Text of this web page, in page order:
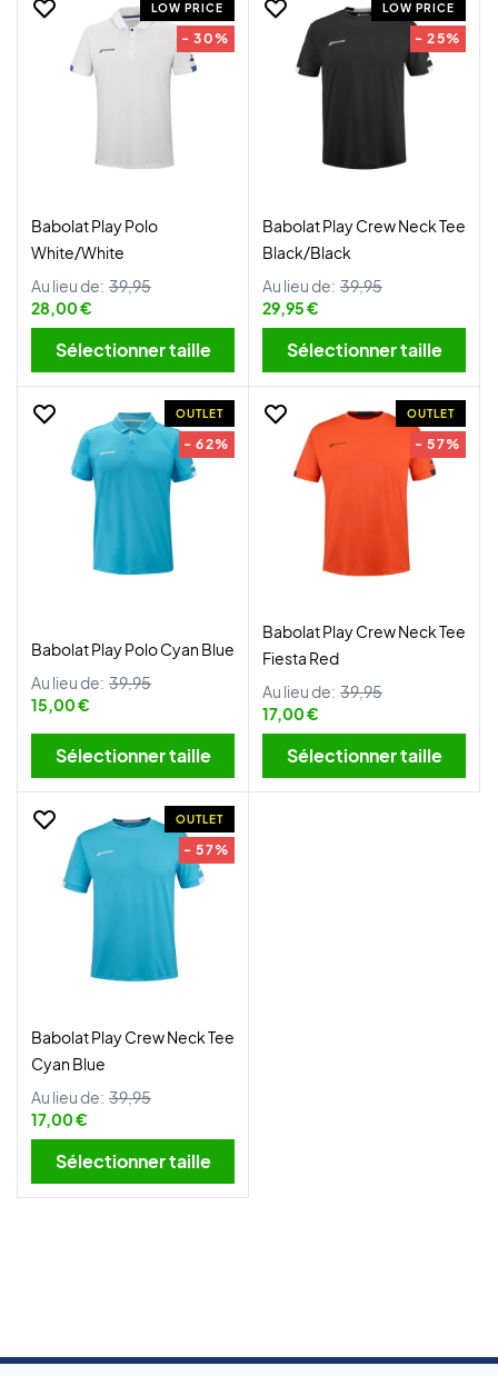
LOW PRICE
- 30%
Babolat Play Polo
White/White
Au lieu de: 39,95
28,00 €
Sélectionner taille
LOW PRICE
- 25%
Babolat Play Crew Neck Tee
Black/Black
Au lieu de: 39,95
29,95 €
Sélectionner taille
OUTLET
- 62%
Babolat Play Polo Cyan Blue
Au lieu de: 39,95
15,00 €
Sélectionner taille
OUTLET
- 57%
Babolat Play Crew Neck Tee
Fiesta Red
Au lieu de: 39,95
17,00 €
Sélectionner taille
OUTLET
- 57%
Babolat Play Crew Neck Tee
Cyan Blue
Au lieu de: 39,95
17,00 €
Sélectionner taille